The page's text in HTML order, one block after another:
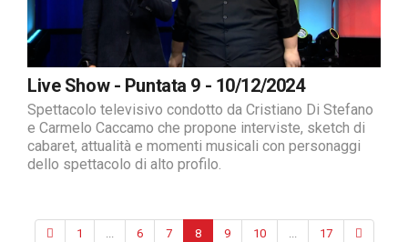
Live Show - Puntata 9 - 10/12/2024
Spettacolo televisivo condotto da Cristiano Di Stefano
e Carmelo Caccamo che propone interviste, sketch di
cabaret, attualità e momenti musicali con personaggi
dello spettacolo di alto profilo.
1 ... 6 7 8 9 10 ... 17